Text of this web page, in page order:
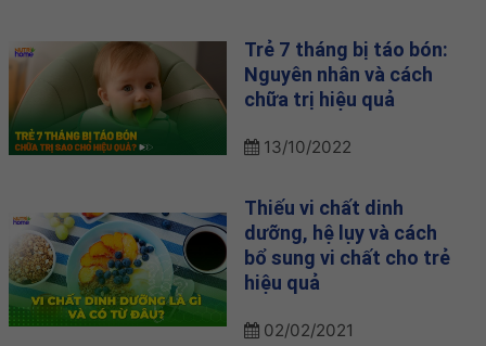
Trẻ 7 tháng bị táo bón:
Nguyên nhân và cách
chữa trị hiệu quả
13/10/2022
Thiếu vi chất dinh
dưỡng, hệ lụy và cách
bổ sung vi chất cho trẻ
hiệu quả
02/02/2021